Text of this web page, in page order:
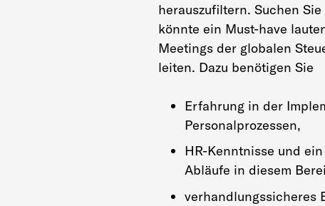
herauszufiltern. Suchen
könnte ein Must-have
Meetings der globalen
leiten. Dazu benötigen Sie
Erfahrung in der
Personalprozessen,
HR-Kenntnisse und
Abläufe in diesem
verhandlungssicheres